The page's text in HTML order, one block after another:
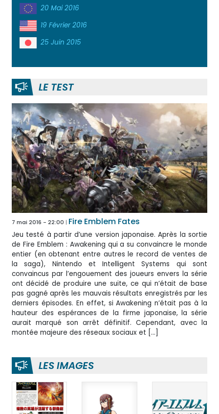
20 Mai 2016
19 Février 2016
25 Juin 2015
LE TEST
7 mai 2016 - 22:00 Fire Emblem Fates
Jeu testé à partir d’une version japonaise. Après la sortie
de Fire Emblem : Awakening qui a su convaincre le monde
entier (en obtenant entre autres le record de ventes de
la saga), Nintendo et Intelligent Systems qui sont
convaincus par l’engouement des joueurs envers la série
ont décidé de produire une suite, ce qui n’était de base
pas gagné après les mauvais résultats enregistrés par les
derniers épisodes. En effet, si Awakening n’était pas à la
hauteur des espérances de la firme japonaise, la série
aurait marqué son arrêt définitif. Cependant, avec la
montée majeure des réseaux sociaux et […]
LES IMAGES